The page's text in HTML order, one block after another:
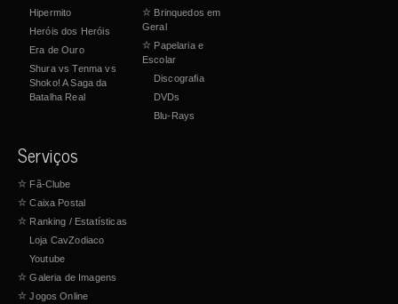
Hipermito
Heróis dos Heróis
Era de Ouro
Shura vs Tenma vs
Shoko! A Saga da
Batalha Real
☆ Brinquedos em
Geral
☆ Papelaria e
Escolar
Discografia
DVDs
Blu-Rays
Serviços
☆ Fã-Clube
☆ Caixa Postal
☆ Ranking / Estatísticas
Loja CavZodiaco
Youtube
☆ Galeria de Imagens
☆ Jogos Online